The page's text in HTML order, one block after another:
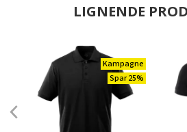
LIGNENDE
Kampagne
Spar 25%